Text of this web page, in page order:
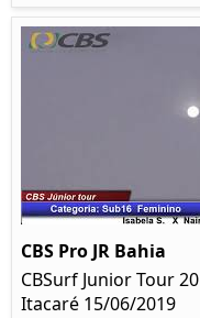
CBS Pro JR Bahia
CBSurf Junior Tour
Itacaré 15/06/2019